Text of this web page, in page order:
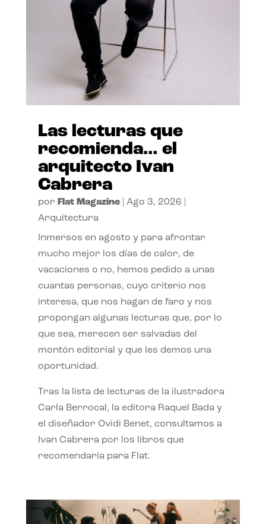
Las lecturas que
recomienda… el
arquitecto Ivan
Cabrera
por Flat Magazine| Ago 3, 2026
Arquitectura
Inmersos en agosto y para afrontar
mucho mejor los días de calor, de
vacaciones o no, hemos pedido a unas
cuantas personas, cuyo criterio nos
interesa, que nos hagan de faro y nos
propongan algunas lecturas que, por lo
que sea, merecen ser salvadas del
montón editorial y que les demos una
oportunidad.
Tras la lista de lecturas de la ilustradora
Carla Berrocal, la editora Raquel Bada y
el diseñador Ovidi Benet, consultamos a
Ivan Cabrera por los libros que
recomendaría para Flat.